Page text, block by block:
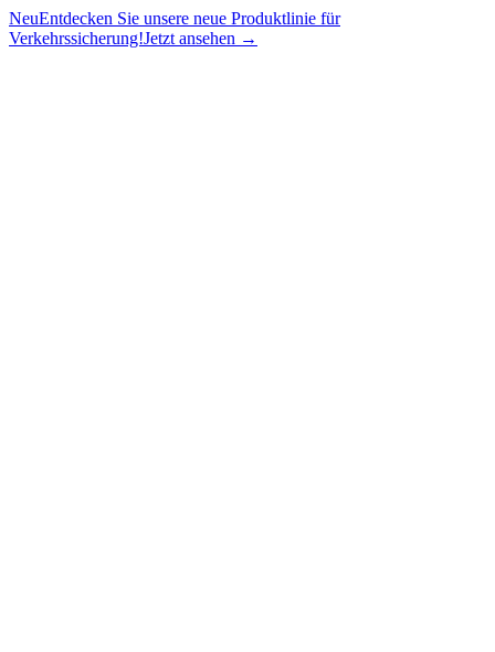
NeuEntdecken Sie unsere neue Produktlinie für
Verkehrssicherung!Jetzt ansehen →